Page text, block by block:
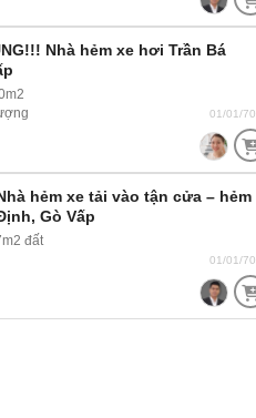
Nhà hẻm xe hơi Trần Bá
01/01/70
hẻm xe tải vào tận cửa – hẻm
Gò Vấp
đất
01/01/70